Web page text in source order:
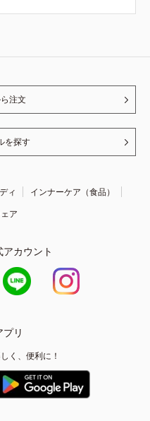
注文
を探す
ィ
インナーケア（食品）
ア
アカウント
リ
く、便利に！